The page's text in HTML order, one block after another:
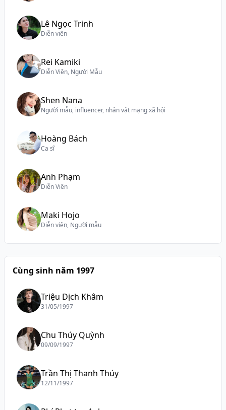
Lê Ngọc Trinh
Diễn viên
Rei Kamiki
Diễn Viên, Người Mẫu
Shen Nana
Người mẫu, influencer, nhân vật mạng xã hội
Hoàng Bách
Ca sĩ
Anh Phạm
Diễn Viên
Maki Hojo
Diễn viên, Người mẫu
Cùng sinh năm 1997
Triệu Dịch Khâm
31/05/1997
Chu Thúy Quỳnh
09/09/1997
Trần Thị Thanh Thúy
12/11/1997